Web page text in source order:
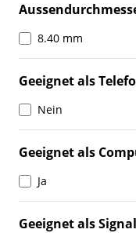
8.40 mm
Geeignet als
Nein
Geeignet als
Ja
Geeignet als